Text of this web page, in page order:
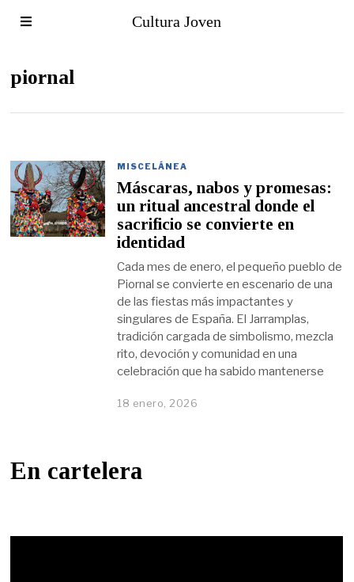
Cultura Joven
piornal
MISCELÁNEA
Máscaras, nabos y promesas:
un ritual ancestral donde el
sacrificio se convierte en
identidad
Cada mes de enero, el pequeño pueblo de
Piornal se convierte en escenario de una
de las fiestas más impactantes y
singulares de España. El Jarramplas,
tradición cargada de simbolismo, mezcla
rito, devoción y comunidad en una
celebración que ha sabido mantenerse
18 enero, 2026
En cartelera